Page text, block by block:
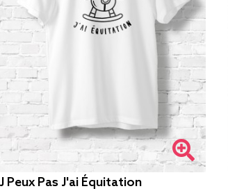
J Peux Pas J'ai Équitation